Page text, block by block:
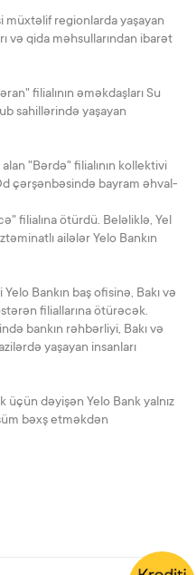
müxtəlif regionlarda yaşayan
və qida məhsullarından ibarət
filialının əməkdaşları Su
sahillərində yaşayan
"Bərdə" filialının kollektivi
çərşənbəsində bayram əhval-
filialına ötürdü. Beləliklə, Yel
ailələr Yelo Bankın
Bankın baş ofisinə, Bakı və
filiallarına ötürəcək.
bankın rəhbərliyi, Bakı və
yaşayan insanları
dəyişən Yelo Bank yalnız
bəxş etməkdən